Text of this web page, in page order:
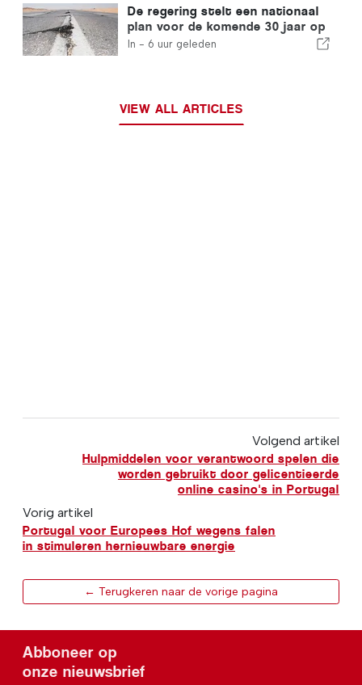
De regering stelt een nationaal
plan voor de komende 30 jaar op
om de weerbaarheid van
In - 6 uur geleden
VIEW ALL ARTICLES
Volgend artikel
Hulpmiddelen voor verantwoord spelen die
worden gebruikt door gelicentieerde
online casino's in Portugal
Vorig artikel
Portugal voor Europees Hof wegens falen
in stimuleren hernieuwbare energie
← Terugkeren naar de vorige pagina
Abboneer op
onze nieuwsbrief